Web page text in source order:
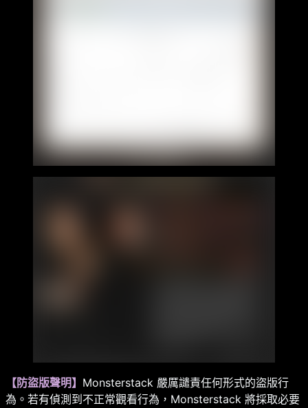
【防盜版聲明】 Monsterstack 嚴厲譴責任何形式的盜版行
為。若有偵測到不正常觀看行為，Monsterstack 將採取必要